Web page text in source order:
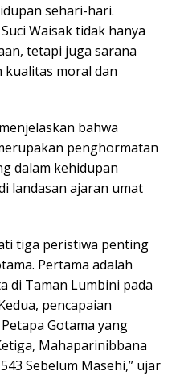
sehari-hari.
Waisak tidak hanya
tetapi juga sarana
moral dan
bahwa
penghormatan
dalam kehidupan
landasan ajaran umat
tiga peristiwa penting
Pertama adalah
di Taman Lumbini pada
pencapaian
Gotama yang
Mahaparinibbana
Sebelum Masehi,” ujar